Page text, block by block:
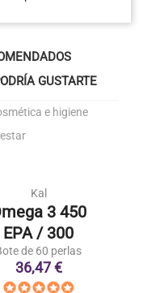
GUSTARTE
e higiene
Kal
3 450
EPA / 300
de 60 perlas
36,47 €